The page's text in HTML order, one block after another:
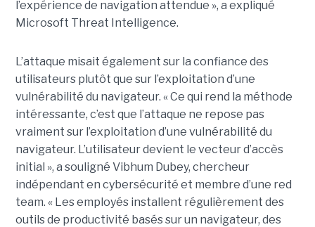
l’expérience de navigation attendue », a expliqué
Microsoft Threat Intelligence.
L’attaque misait également sur la confiance des
utilisateurs plutôt que sur l’exploitation d’une
vulnérabilité du navigateur. « Ce qui rend la méthode
intéressante, c’est que l’attaque ne repose pas
vraiment sur l’exploitation d’une vulnérabilité du
navigateur. L’utilisateur devient le vecteur d’accès
initial », a souligné Vibhum Dubey, chercheur
indépendant en cybersécurité et membre d’une red
team. « Les employés installent régulièrement des
outils de productivité basés sur un navigateur, des